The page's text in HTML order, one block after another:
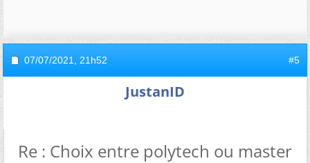
07/07/2021, 21h52 #5
JustanID
Re : Choix entre polytech ou master